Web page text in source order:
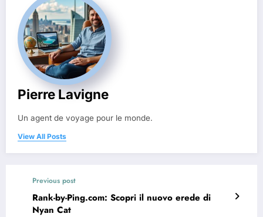
Pierre Lavigne
Un agent de voyage pour le monde.
View All Posts
Previous post
Rank-by-Ping.com: Scopri il nuovo erede di
Nyan Cat